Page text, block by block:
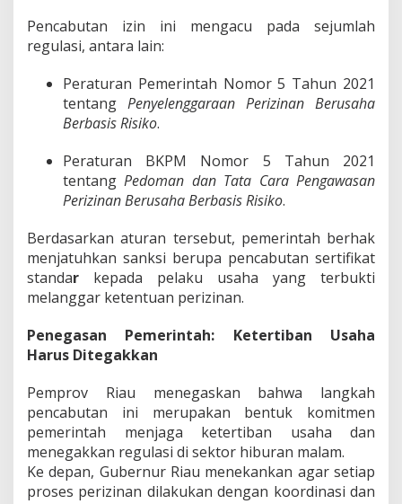
Pencabutan izin ini mengacu pada sejumlah
regulasi, antara lain:
Peraturan Pemerintah Nomor 5 Tahun 2021
tentang Penyelenggaraan Perizinan Berusaha
Berbasis Risiko.
Peraturan BKPM Nomor 5 Tahun 2021
tentangPedoman dan Tata Cara Pengawasan
Perizinan Berusaha Berbasis Risiko.
Berdasarkan aturan tersebut, pemerintah berhak
menjatuhkan sanksi berupa pencabutan sertifikat
standar kepada pelaku usaha yang terbukti
melanggar ketentuan perizinan.
Penegasan Pemerintah: Ketertiban Usaha
Harus Ditegakkan
Pemprov Riau menegaskan bahwa langkah
pencabutan ini merupakan bentuk komitmen
pemerintah menjaga ketertiban usaha dan
menegakkan regulasi di sektor hiburan malam.
Ke depan, Gubernur Riau menekankan agar setiap
proses perizinan dilakukan dengan koordinasi dan